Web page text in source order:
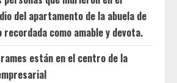
del apartamento de la abuela de
recordada como amable y devota.
están en el centro de la